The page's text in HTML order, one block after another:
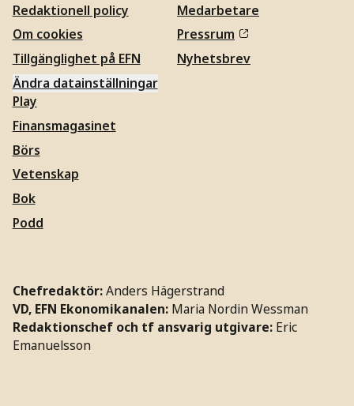
Redaktionell policy
Om cookies
Tillgänglighet på EFN
Ändra datainställningar
Medarbetare
Pressrum
Nyhetsbrev
Play
Finansmagasinet
Börs
Vetenskap
Bok
Podd
Chefredaktör:Anders Hägerstrand
VD, EFN Ekonomikanalen: Maria Nordin Wessman
Redaktionschef och tf ansvarig utgivare: Eric
Emanuelsson